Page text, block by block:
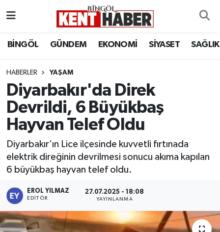
BİNGÖL GÜNDEM EKONOMİ SİYASET SAĞLIK
HABERLER YAŞAM
Diyarbakır'da Direk
Devrildi, 6 Büyükbaş
Hayvan Telef Oldu
Diyarbakır’ın Lice ilçesinde kuvvetli fırtınada
elektrik direğinin devrilmesi sonucu akıma kapılan
6 büyükbaş hayvan telef oldu.
EROL YILMAZ
EDITÖR
27.07.2025 - 18:08
YAYINLANMA
BİLİM-TEKNOLOJİ
DÜNYA
EĞİTİM
GENÇ
GÜNDEM
KARLIOVA
Bingöl Hava Durumu
Bingöl Namaz Vakitleri
Bingöl Trafik Yoğunluk Haritası
Tüm Manşetler
Son Dakika Haberleri
Haber Arşivi